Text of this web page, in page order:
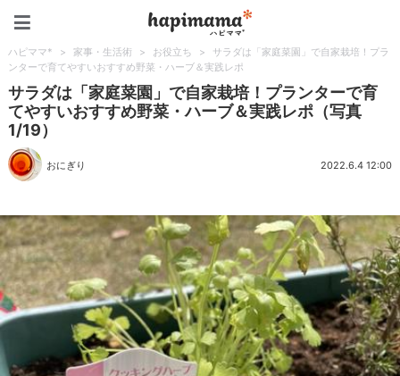
ハピママ* > 家事・生活術 > お役立ち >
サラダは「家庭菜園」で自家栽培！プラ
ンターで育てやすいおすすめ野菜・ハーブ＆実践レポ
サラダは「家庭菜園」で自家栽培！プランターで育
てやすいおすすめ野菜・ハーブ＆実践レポ（写真
1/19）
おにぎり 2022.6.4 12:00